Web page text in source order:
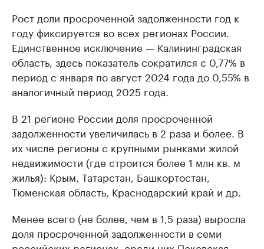
Рост доли просроченной задолженности год к
году фиксируется во всех регионах России.
Единственное исключение — Калининградская
область, здесь показатель сократился с 0,77% в
период с января по август 2024 года до 0,55% в
аналогичный период 2025 года.
В 21 регионе России доля просроченной
задолженности увеличилась в 2 раза и более. В
их числе регионы с крупными рынками жилой
недвижимости (где строится более 1 млн кв. м
жилья): Крым, Татарстан, Башкортостан,
Тюменская область, Краснодарский край и др.
Менее всего (не более, чем в 1,5 раза) выросла
доля просроченной задолженности в семи